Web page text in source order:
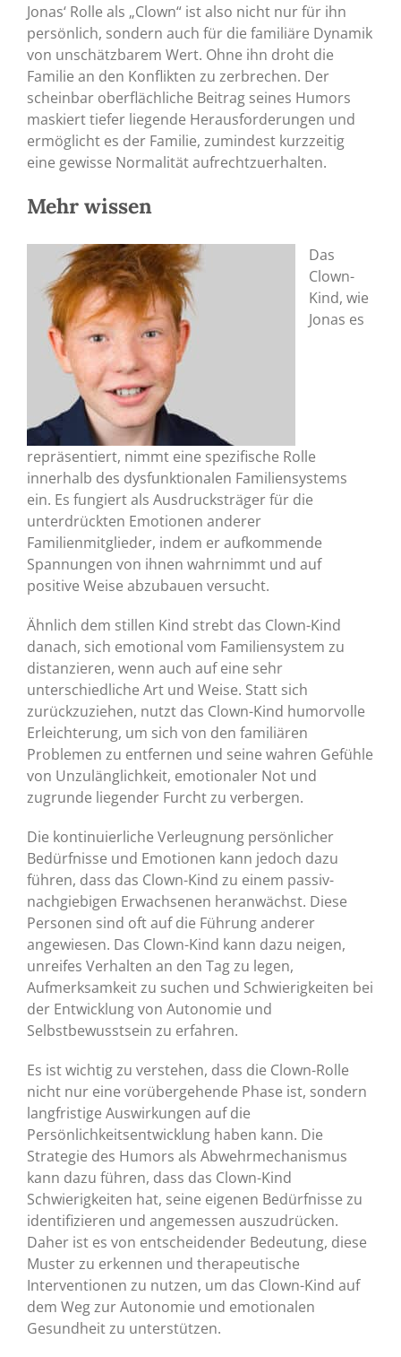
Jonas‘ Rolle als „Clown“ ist also nicht nur für ihn
persönlich, sondern auch für die familiäre Dynamik
von unschätzbarem Wert. Ohne ihn droht die
Familie an den Konflikten zu zerbrechen. Der
scheinbar oberflächliche Beitrag seines Humors
maskiert tiefer liegende Herausforderungen und
ermöglicht es der Familie, zumindest kurzzeitig
eine gewisse Normalität aufrechtzuerhalten.
Mehr wissen
Das
Clown-
Kind, wie
Jonas es
repräsentiert, nimmt eine spezifische Rolle
innerhalb des dysfunktionalen Familiensystems
ein. Es fungiert als Ausdrucksträger für die
unterdrückten Emotionen anderer
Familienmitglieder, indem er aufkommende
Spannungen von ihnen wahrnimmt und auf
positive Weise abzubauen versucht.
Ähnlich dem stillen Kind strebt das Clown-Kind
danach, sich emotional vom Familiensystem zu
distanzieren, wenn auch auf eine sehr
unterschiedliche Art und Weise. Statt sich
zurückzuziehen, nutzt das Clown-Kind humorvolle
Erleichterung, um sich von den familiären
Problemen zu entfernen und seine wahren Gefühle
von Unzulänglichkeit, emotionaler Not und
zugrunde liegender Furcht zu verbergen.
Die kontinuierliche Verleugnung persönlicher
Bedürfnisse und Emotionen kann jedoch dazu
führen, dass das Clown-Kind zu einem passiv-
nachgiebigen Erwachsenen heranwächst. Diese
Personen sind oft auf die Führung anderer
angewiesen. Das Clown-Kind kann dazu neigen,
unreifes Verhalten an den Tag zu legen,
Aufmerksamkeit zu suchen und Schwierigkeiten bei
der Entwicklung von Autonomie und
Selbstbewusstsein zu erfahren.
Es ist wichtig zu verstehen, dass die Clown-Rolle
nicht nur eine vorübergehende Phase ist, sondern
langfristige Auswirkungen auf die
Persönlichkeitsentwicklung haben kann. Die
Strategie des Humors als Abwehrmechanismus
kann dazu führen, dass das Clown-Kind
Schwierigkeiten hat, seine eigenen Bedürfnisse zu
identifizieren und angemessen auszudrücken.
Daher ist es von entscheidender Bedeutung, diese
Muster zu erkennen und therapeutische
Interventionen zu nutzen, um das Clown-Kind auf
dem Weg zur Autonomie und emotionalen
Gesundheit zu unterstützen.